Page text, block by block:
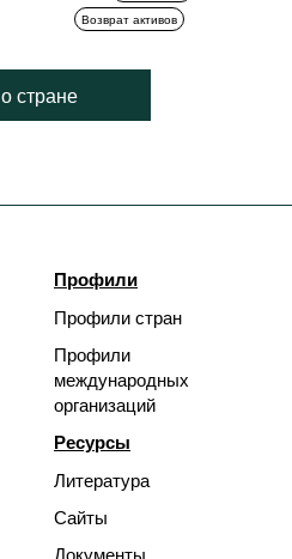
Возврат активов
стране
Профили
Профили стран
Профили
международных
организаций
Ресурсы
Литература
Сайты
Документы